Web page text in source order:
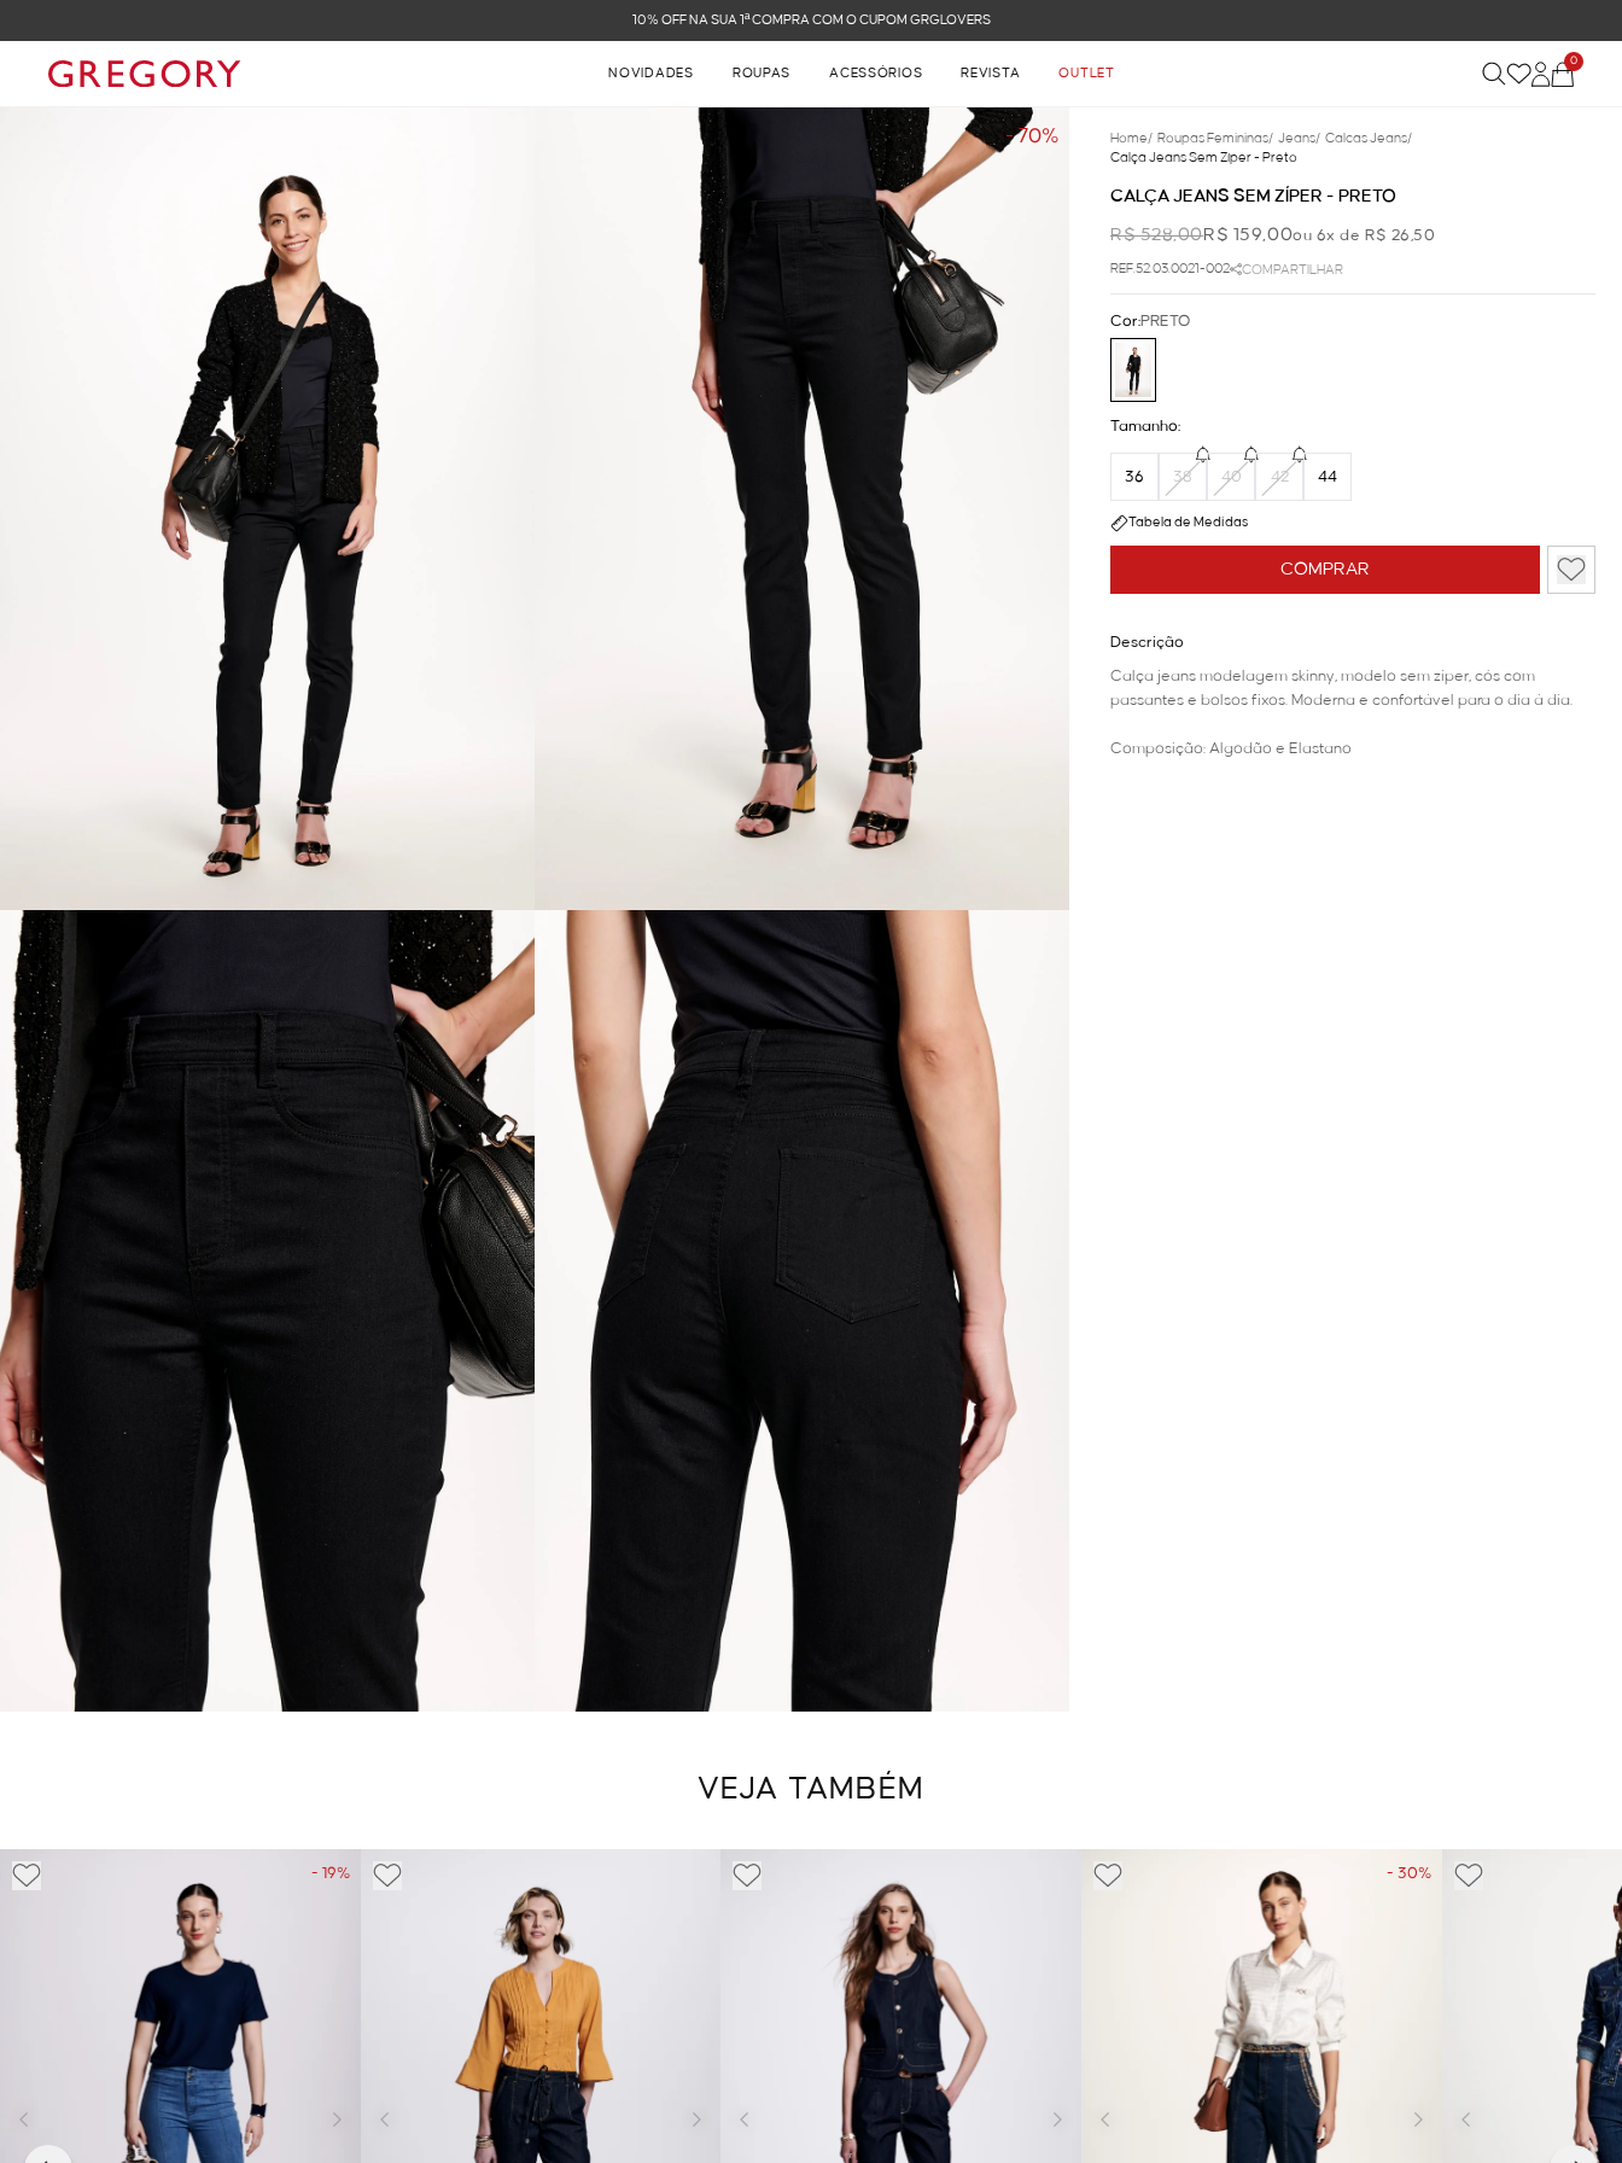
FRETE GRÁTIS NAS COMPRAS ACIMA DE R$ 899
NOVIDADES ROUPAS ACESSÓRIOS REVISTA OUTLET
0
- 70% Home/ Roupas Femininas/ Jeans/ Calcas Jeans/
Calça Jeans Sem Zíper - Preto
CALÇA JEANS SEM ZÍPER - PRETO
R$ 528,00R$ 159,00ou 6x de R$ 26,50
REF.52.03.0021-002 COMPARTILHAR
COMPRAR
Cor:PRETO
Tamanho:
36 38 40 42 44
Tabela de Medidas
Descrição
Calça jeans modelagem skinny, modelo sem zíper, cós com
passantes e bolsos fixos. Moderna e confortável para o dia á dia.
Composição: Algodão e Elastano
VEJA TAMBÉM
- 19% - 30%